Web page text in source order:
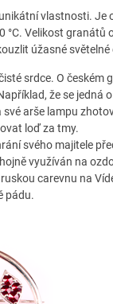
vlastnosti. Je
°C. Velikost granátů
úžasné světelné
srdce. O českém
že se jedná
své arše lampu
loď za tmy.
svého majitele
využíván na
carevnu na
pádu.